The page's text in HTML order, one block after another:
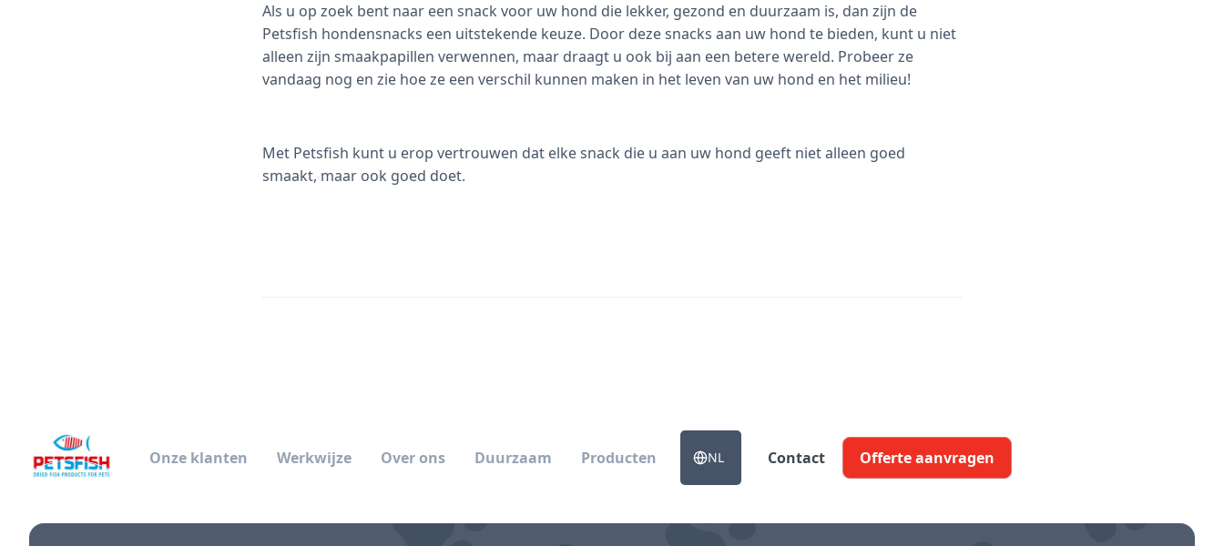
Als u op zoek bent naar een snack voor uw hond die lekker, gezond en duurzaam is, dan zijn de
Petsfish hondensnacks een uitstekende keuze. Door deze snacks aan uw hond te bieden, kunt u niet
alleen zijn smaakpapillen verwennen, maar draagt u ook bij aan een betere wereld. Probeer ze
vandaag nog en zie hoe ze een verschil kunnen maken in het leven van uw hond en het milieu!
Met Petsfish kunt u erop vertrouwen dat elke snack die u aan uw hond geeft niet alleen goed
smaakt, maar ook goed doet.
Onze klanten Werkwijze Over ons Duurzaam Producten NL Contact Offerte aanvragen